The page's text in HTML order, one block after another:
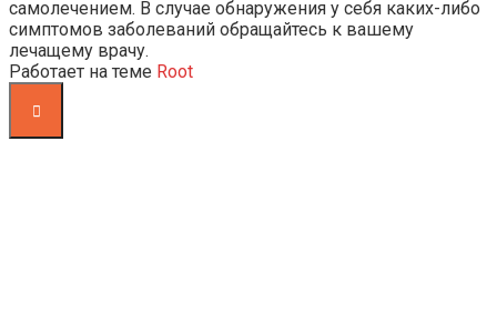
самолечением. В случае обнаружения у себя каких-либо
симптомов заболеваний обращайтесь к вашему
лечащему врачу.
Работает на теме Root